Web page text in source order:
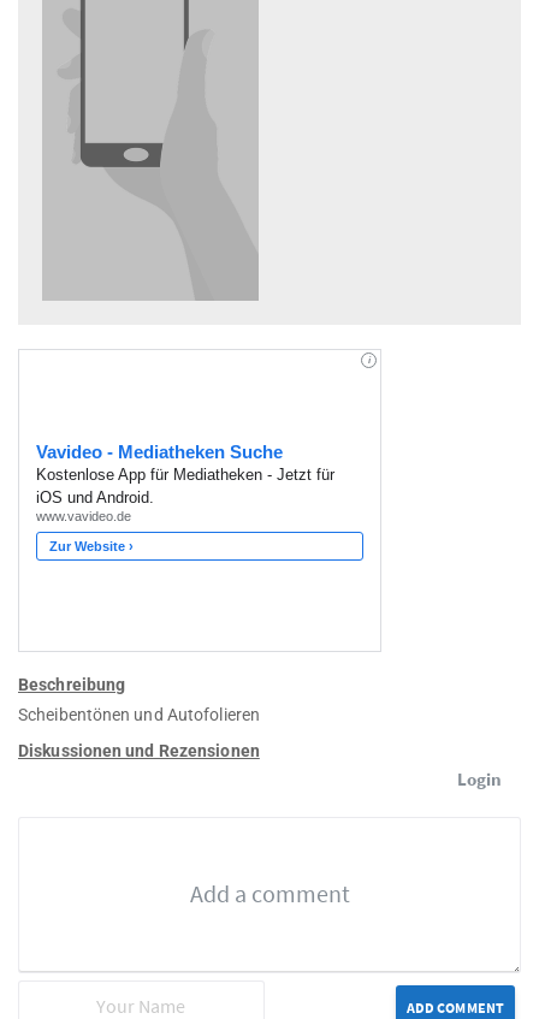
Beschreibung
Scheibentönen und Autofolieren
Diskussionen und Rezensionen
Login
ADD COMMENT